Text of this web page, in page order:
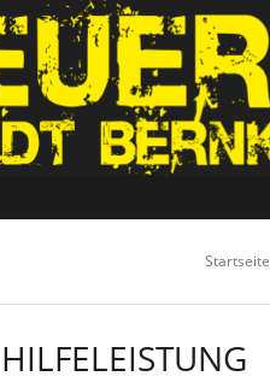
Startseite